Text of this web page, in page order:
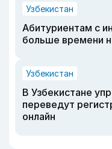
Узбекистан
Абитуриентам с
больше времени
Узбекистан
В Узбекистане
переведут
онлайн